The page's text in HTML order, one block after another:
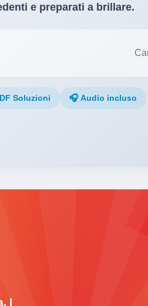
e preparati a brillare.
Soluzioni 🎧 Audio incluso
I